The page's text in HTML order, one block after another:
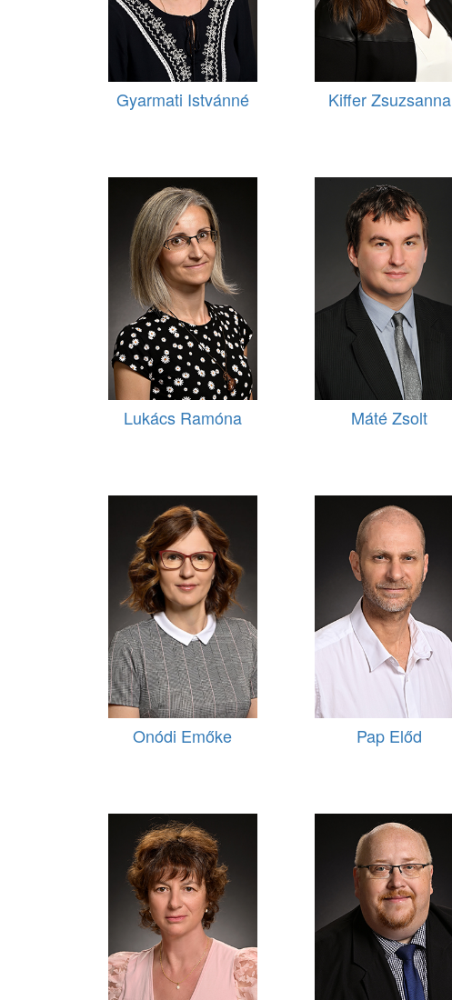
Gyarmati Istvánné Kiffer Zsuzsanna
Lukács Ramóna Máté Zsolt
Onódi Emőke Pap Előd